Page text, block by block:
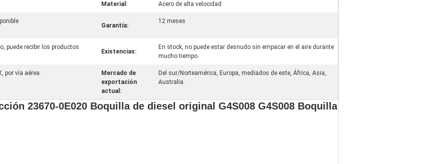
Material: Acero de alta velocidad
Garantía:
12 meses
puede recibir los productos
Existencias:
En stock, no puede estar desnudo sin empacar en el aire durante
mucho tiempo.
por vía aérea.
Mercado de
exportación
actual:
Del sur/Norteamérica, Europa, mediados de este, África, Asia,
Australia.
23670-0E020 Boquilla de diesel original G4S008 G4S008 Boquilla